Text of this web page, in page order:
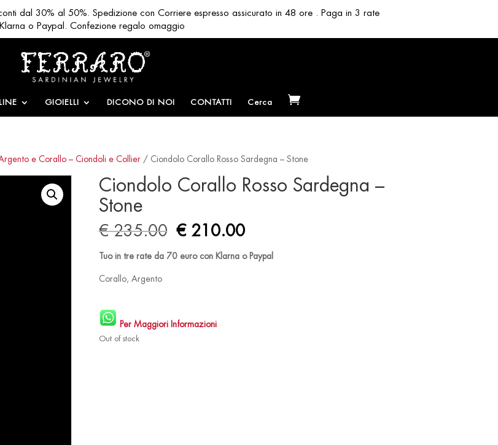
GIOIELLI DICONO DI NOI CONTATTI Cerca
e Corallo – Ciondoli e Collier / Ciondolo Corallo Rosso Sardegna – Stone
Ciondolo Corallo Rosso Sardegna –
Stone
€235.00 Original
was:
€210.00Current
is:
Tuo in tre rate da 70 euro con Klarna o Paypal
Corallo, Argento
Per Maggiori Informazioni
Out of stock
dal 30% al 50%. Spedizione con Corriere espresso assicurato in 48 ore . Paga in 3 rate
o Paypal. Confezione regalo omaggio